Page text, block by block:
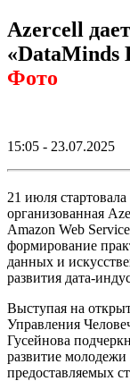
Azercell
«DataMinds
Фото
15:05 - 23.07.2025
21 июля
организованная
Amazon Web
формирование
данных и
развития дата-
Выступая на
Управления
Гусейнова
развитие молодежи
предоставляемых